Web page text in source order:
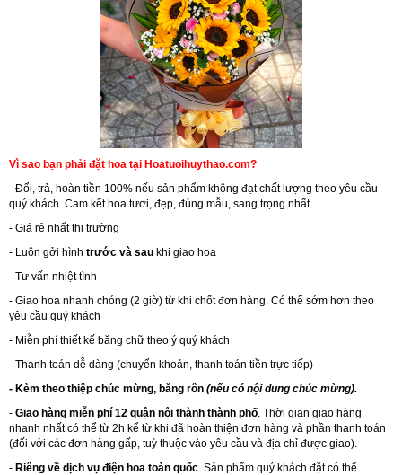
Vì sao bạn phải đặt hoa tại Hoatuoihuythao.com?
-Đổi, trả, hoàn tiền 100% nếu sản phẩm không đạt chất lượng theo yêu cầu
quý khách. Cam kết hoa tươi, đẹp, đúng mẫu, sang trọng nhất.
- Giá rẻ nhất thị trường
- Luôn gởi hình trước và sau khi giao hoa
- Tư vấn nhiệt tình
- Giao hoa nhanh chóng (2 giờ) từ khi chốt đơn hàng. Có thể sớm hơn theo
yêu cầu quý khách
- Miễn phí thiết kế băng chữ theo ý quý khách
- Thanh toán dễ dàng (chuyển khoản, thanh toán tiền trực tiếp)
- Kèm theo thiệp chúc mừng, băng rôn (nếu có nội dung chúc mừng).
- Giao hàng miễn phí 12 quận nội thành thành phố. Thời gian giao hàng
nhanh nhất có thể từ 2h kể từ khi đã hoàn thiện đơn hàng và phần thanh toán
(đối với các đơn hàng gấp, tuỳ thuộc vào yêu cầu và địa chỉ được giao).
- Riêng về dịch vụ điện hoa toàn quốc. Sản phẩm quý khách đặt có thể